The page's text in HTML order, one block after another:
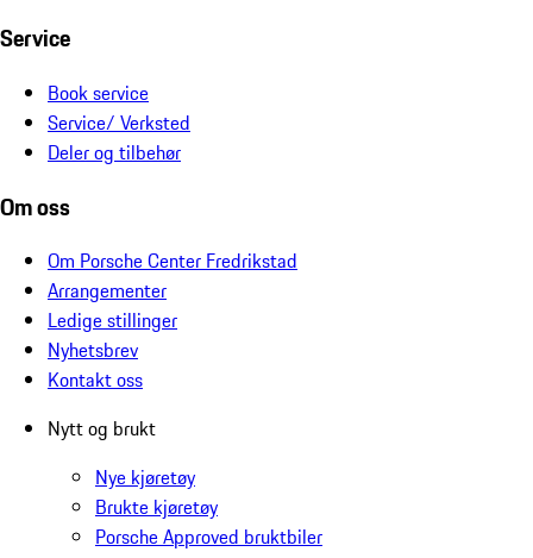
Service
Book service
Service/ Verksted
Deler og tilbehør
Om oss
Om Porsche Center Fredrikstad
Arrangementer
Ledige stillinger
Nyhetsbrev
Kontakt oss
Nytt og brukt
Nye kjøretøy
Brukte kjøretøy
Porsche Approved bruktbiler